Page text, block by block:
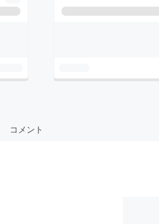
コメント